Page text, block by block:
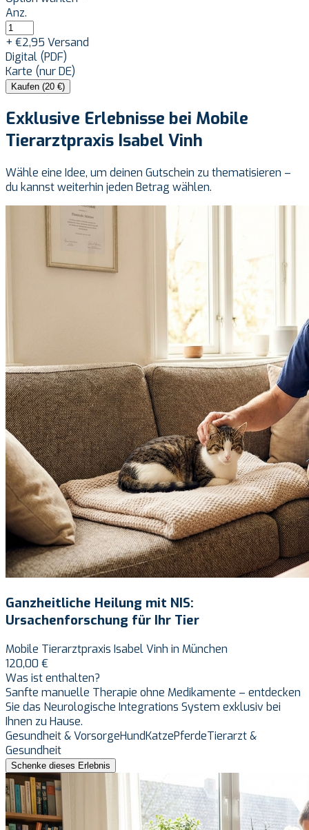
Anz.
+ €2,95 Versand
Digital (PDF)
Karte (nur DE)
Kaufen (20 €)
Exklusive Erlebnisse bei Mobile
Tierarztpraxis Isabel Vinh
Wähle eine Idee, um deinen Gutschein zu thematisieren –
du kannst weiterhin jeden Betrag wählen.
Ganzheitliche Heilung mit NIS:
Ursachenforschung für Ihr Tier
Mobile Tierarztpraxis Isabel Vinh in München
120,00 €
Was ist enthalten?
Sanfte manuelle Therapie ohne Medikamente – entdecken
Sie das Neurologische Integrations System exklusiv bei
Ihnen zu Hause.
Gesundheit & VorsorgeHundKatzePferdeTierarzt &
Gesundheit
Schenke dieses Erlebnis